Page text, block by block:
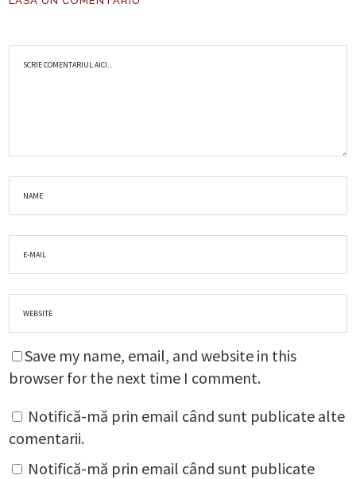
Save my name, email, and website in this
browser for the next time I comment.
Notifică-mă prin email când sunt publicate alte
comentarii.
Notifică-mă prin email când sunt publicate